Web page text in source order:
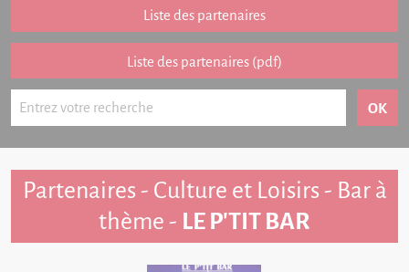
FAQ
Livre d'or
Liste des partenaires
Liste des partenaires (pdf)
Partenaires - Culture et Loisirs - Bar à
thème - LE P'TIT BAR